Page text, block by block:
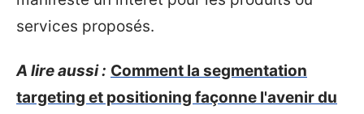
services proposés.
A lire aussi : Comment la segmentation
targeting et positioning façonne l'avenir du